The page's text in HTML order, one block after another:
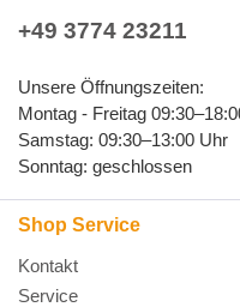
+49 3774 23211
Unsere Öffnungszeiten:
Montag - Freitag
Samstag: 09:30–13:00 Uhr
Sonntag: geschlossen
Shop Service
Kontakt
Service